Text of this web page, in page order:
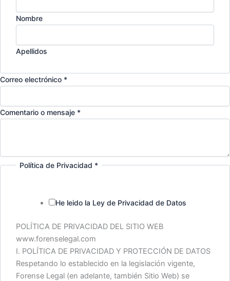
Nombre
Apellidos
Correo electrónico *
Comentario o mensaje *
Política de Privacidad *
He leido la Ley de Privacidad de Datos
POLÍTICA DE PRIVACIDAD DEL SITIO WEB
www.forenselegal.com
I. POLÍTICA DE PRIVACIDAD Y PROTECCIÓN DE DATOS
Respetando lo establecido en la legislación vigente,
Forense Legal (en adelante, también Sitio Web) se